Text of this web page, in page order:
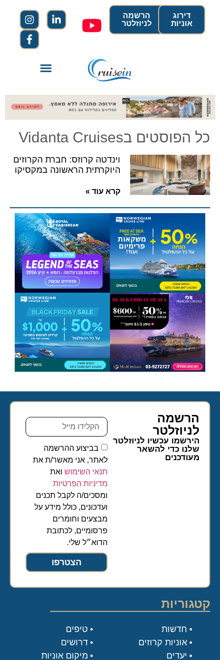
הרשמה
לניוזלטר
דירוג
אוניות
כל הפוסטים בVidanta Cruises
וינדטה קרוזס: חברת הקרוזים
היוקרתית הראשונה במקסיקו
קרא עוד »
הרשמה
לניוזלטר​
הירשמו עכשיו לניוזלטר
שלנו כדי להשאר
מעודכנים
בביצוע ההרשמה
לאתר, אני מאשר/ת את
תנאי השימושואת
מדיניות הפרטיות
ומסכים/ה לקבל תכנים
ועדכונים, כולל מידע על
מבצעים וחומרים
פרסומיים, לכתובת
הדוא״ל שלי.
הצטרפו
קטגוריות
טיפים
דרושים
מיקום אוניות
חדשות
אוניות קרוזים
יעדים